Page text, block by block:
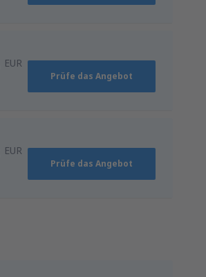
EUR
Prüfe das Angebot
EUR
Prüfe das Angebot